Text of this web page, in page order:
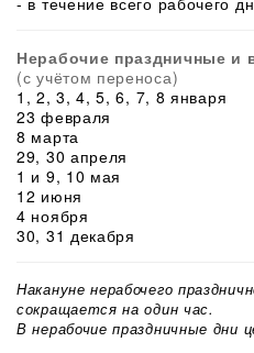
Нерабочие праздничные и
(с учётом переноса)
1, 2, 3, 4, 5, 6, 7, 8 января
23 февраля
8 марта
29, 30 апреля
1 и 9, 10 мая
12 июня
4 ноября
30, 31 декабря
Накануне нерабочего
сокращается на один час.
В нерабочие праздничные дни